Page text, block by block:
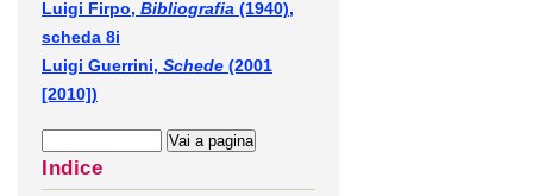
Luigi Firpo, Bibliografia (1940),
scheda 8i
Luigi Guerrini, Schede (2001
[2010])
Indice